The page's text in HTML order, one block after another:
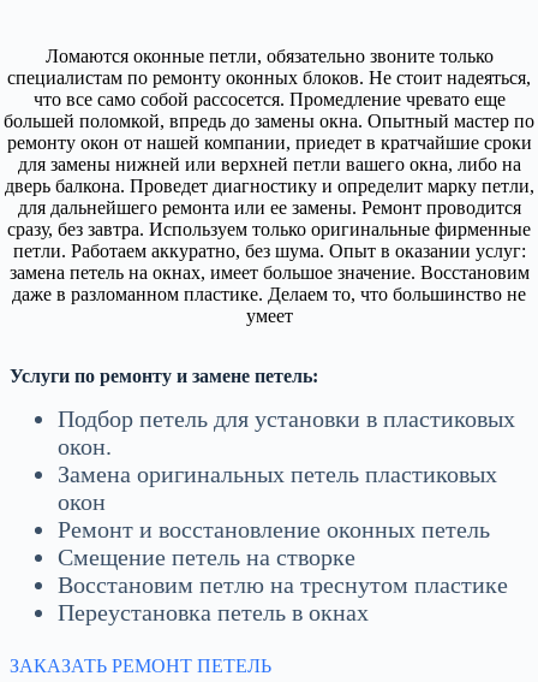
Ломаются оконные петли, обязательно звоните только
специалистам по ремонту оконных блоков. Не стоит надеяться,
что все само собой рассосется. Промедление чревато еще
большей поломкой, впредь до замены окна. Опытный мастер по
ремонту окон от нашей компании, приедет в кратчайшие сроки
для замены нижней или верхней петли вашего окна, либо на
дверь балкона. Проведет диагностику и определит марку петли,
для дальнейшего ремонта или ее замены. Ремонт проводится
сразу, без завтра. Используем только оригинальные фирменные
петли. Работаем аккуратно, без шума. Опыт в оказании услуг:
замена петель на окнах, имеет большое значение. Восстановим
даже в разломанном пластике. Делаем то, что большинство не
умеет
Услуги по ремонту и замене петель:
Подбор петель для установки в пластиковых
окон.
Замена оригинальных петель пластиковых
окон
Ремонт и восстановление оконных петель
Смещение петель на створке
Восстановим петлю на треснутом пластике
Переустановка петель в окнах
ЗАКАЗАТЬ РЕМОНТ ПЕТЕЛЬ